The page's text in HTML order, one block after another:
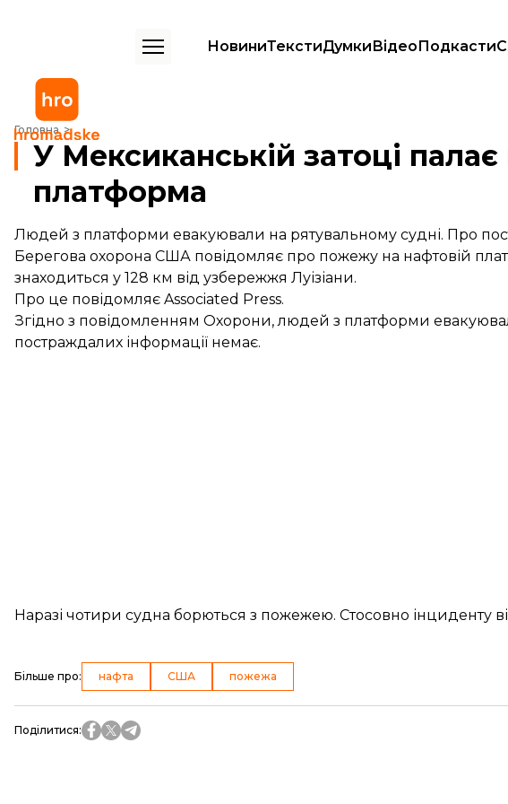
НовиниТекстиДумкиВідеоПодкасти
Головна
У Мексиканській затоці палає нафтова платформа
У Мексиканській затоці
платформа
Людей з платформи евакуювали на рятувальному судні. Про
Берегова охорона США повідомляє про пожежу на нафтовій
знаходиться у 128 км від узбережжя Луізіани.
Про це повідомляє Associated Press.
Згідно з повідомленням Охорони, людей з платформи
постраждалих інформації немає.
Наразі чотири судна борються з пожежею. Стосовно інциденту
Більше про: нафта США пожежа
Поділитися: